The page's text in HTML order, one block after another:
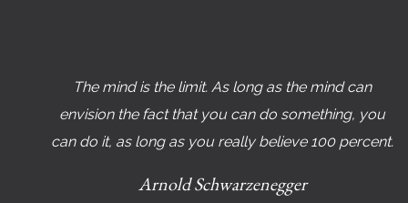
The mind is the limit. As long as the mind can
envision the fact that you can do something, you
can do it, as long as you really believe 100 percent.
Arnold Schwarzenegger